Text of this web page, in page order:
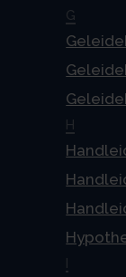
G
H